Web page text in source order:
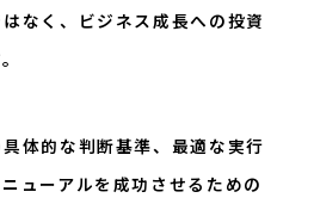
なく、ビジネス成長への投資
体的な判断基準、最適な実行
ューアルを成功させるための